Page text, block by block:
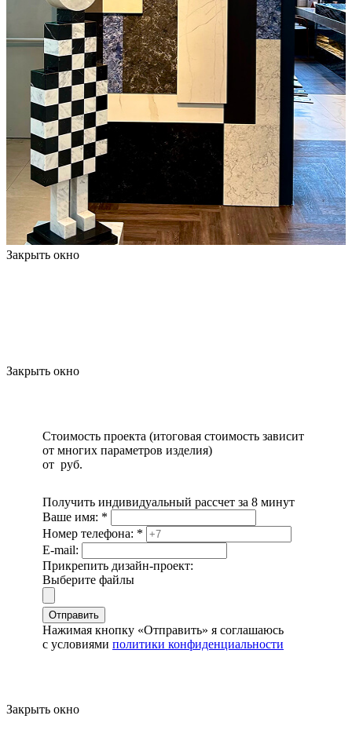
Закрыть окно
Закрыть окно
Стоимость проекта (итоговая стоимость зависит
от многих параметров изделия)
от руб.
Получить индивидуальный рассчет за 8 минут
Ваше имя: *
Номер телефона: *
E-mail:
Прикрепить дизайн-проект:
Выберите файлы
Отправить
Нажимая кнопку «Отправить» я соглашаюсь
с условиями политики конфиденциальности
Закрыть окно